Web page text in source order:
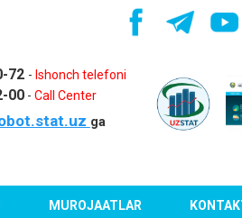
72 - Ishonch telefoni
00- Call Center
ga
MUROJAATLAR